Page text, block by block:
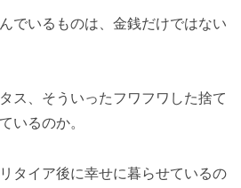
でいるものは、金銭だけではない
ス、そういったフワフワした捨て
いるのか。
タイア後に幸せに暮らせているの